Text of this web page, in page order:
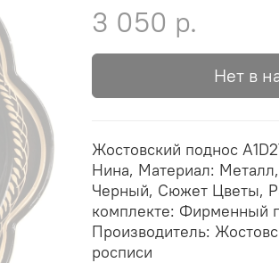
3 050 р.
Нет в
Жостовский поднос
Нина, Материал:
Черный, Сюжет Цветы,
комплекте: Фирменный
Производитель:
росписи